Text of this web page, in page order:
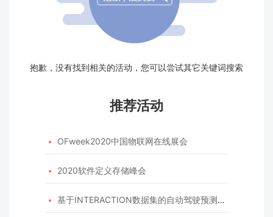
抱歉，没有找到相关的活动，您可以尝试其它关键词搜索
推荐活动
 OFweek2020中国物联网在线展会
 2020软件定义存储峰会
 基于INTERACTION数据集的自动驾驶预测模型挑战赛